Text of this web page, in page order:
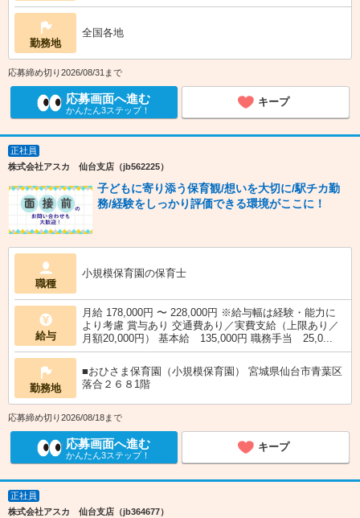
勤務地
全国各地
応募締め切り2026/08/31まで
応募画面へ進む
かんたん3ステップ！
キープ
正社員
株式会社アスカ 仙台支店（jb562225）
子どもに寄り添う保育観/想いを大切に/駅チカ勤
務/経験をしっかり評価できる環境がここに！
職種
小規模保育園の保育士
給与
月給 178,000円 〜 228,000円 ※給与幅は経験・能力に
より考慮 賞与あり 交通費あり／実費支給（上限あり／
月額20,000円） 基本給 135,000円 職務手当 25,0...
勤務地
■おひさま保育園（小規模保育園） 宮城県仙台市青葉区
落合２６８1階
応募締め切り2026/08/18まで
応募画面へ進む
かんたん3ステップ！
キープ
正社員
株式会社アスカ 仙台支店（jb364677）